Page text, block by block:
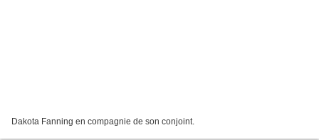
Dakota Fanning en compagnie de son conjoint.